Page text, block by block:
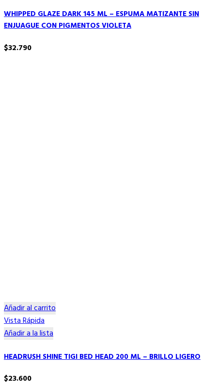
WHIPPED GLAZE DARK 145 ML – ESPUMA MATIZANTE SIN
ENJUAGUE CON PIGMENTOS VIOLETA
$32.790
Añadir al carrito
Vista Rápida
Añadir a la lista
HEADRUSH SHINE TIGI BED HEAD 200 ML – BRILLO LIGERO
$23.600